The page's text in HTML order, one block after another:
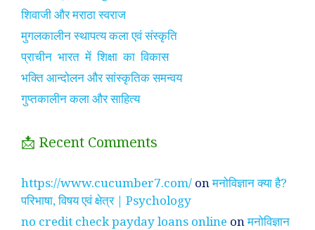
शिवाजी और मराठा स्वराज
मुगलकालीन स्थापत्य कला एवं संस्कृति
प्राचीन भारत में शिक्षा का विकास
भक्ति आन्दोलन और सांस्कृतिक समन्वय
गुप्तकालीन कला और साहित्य
📩 Recent Comments
https://www.cucumber7.com/ onमनोविज्ञान क्या है?
परिभाषा, विषय एवं क्षेत्र | Psychology
no credit check payday loans online onमनोविज्ञान